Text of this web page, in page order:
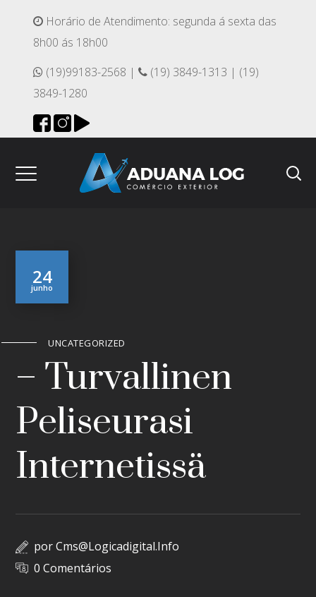
Horário de Atendimento: segunda á sexta das
8h00 ás 18h00
(19)99183-2568 |
(19) 3849-1313 | (19)
3849-1280
24
junho
UNCATEGORIZED
– Turvallinen
Peliseurasi
Internetissä
porCms@logicadigital.info
0 Comentários